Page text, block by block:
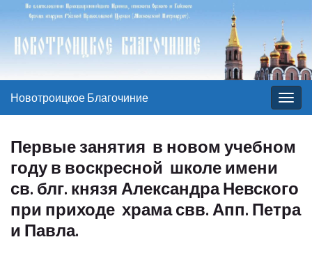
Вкл/
выкл
Новотроицкое Благочиние
Первые занятия в новом учебном
году в воскресной школе имени
св. блг. князя Александра Невского
при приходе храма свв. Апп. Петра
и Павла.